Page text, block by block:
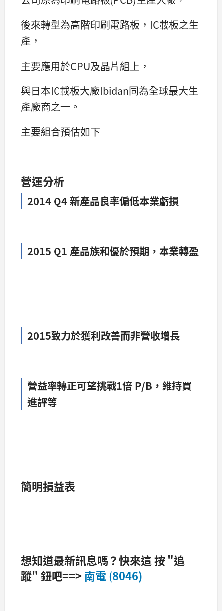
後來轉型為高階印刷電路板，IC載板之生
產，
主要應用於CPU及晶片組上，
與日本IC載板大廠Ibidan同為全球最大生
產廠商之一。
主要組合預估如下
營運分析
2014 Q4 新產品良率偏低本業虧損
2015 Q1 產品族和優於預期，本業轉盈
2015致力於獲利改善而非營收增長
營益率轉正可望挑戰1倍 P/B，維持買
進評等
簡明損益表
想知道最新訊息嗎？快來這 按 "追
蹤" 鈕吧==> 南電 (8046)